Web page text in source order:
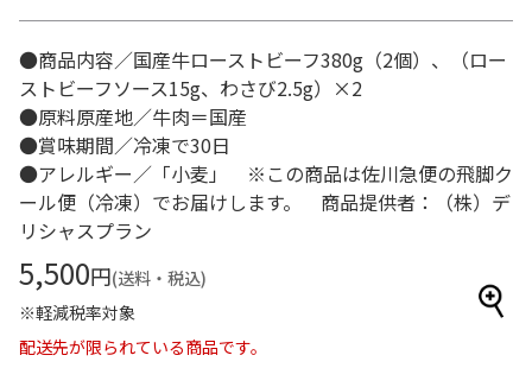
●商品内容／国産牛ローストビーフ380g（2個）、（ロー
ストビーフソース15g、わさび2.5g）×2
●原料原産地／牛肉＝国産
●賞味期間／冷凍で30日
●アレルギー／「小麦」 ※この商品は佐川急便の飛脚ク
ール便（冷凍）でお届けします。 商品提供者：（株）デ
リシャスプラン
5,500円(送料・税込)
※軽減税率対象
配送先が限られている商品です。